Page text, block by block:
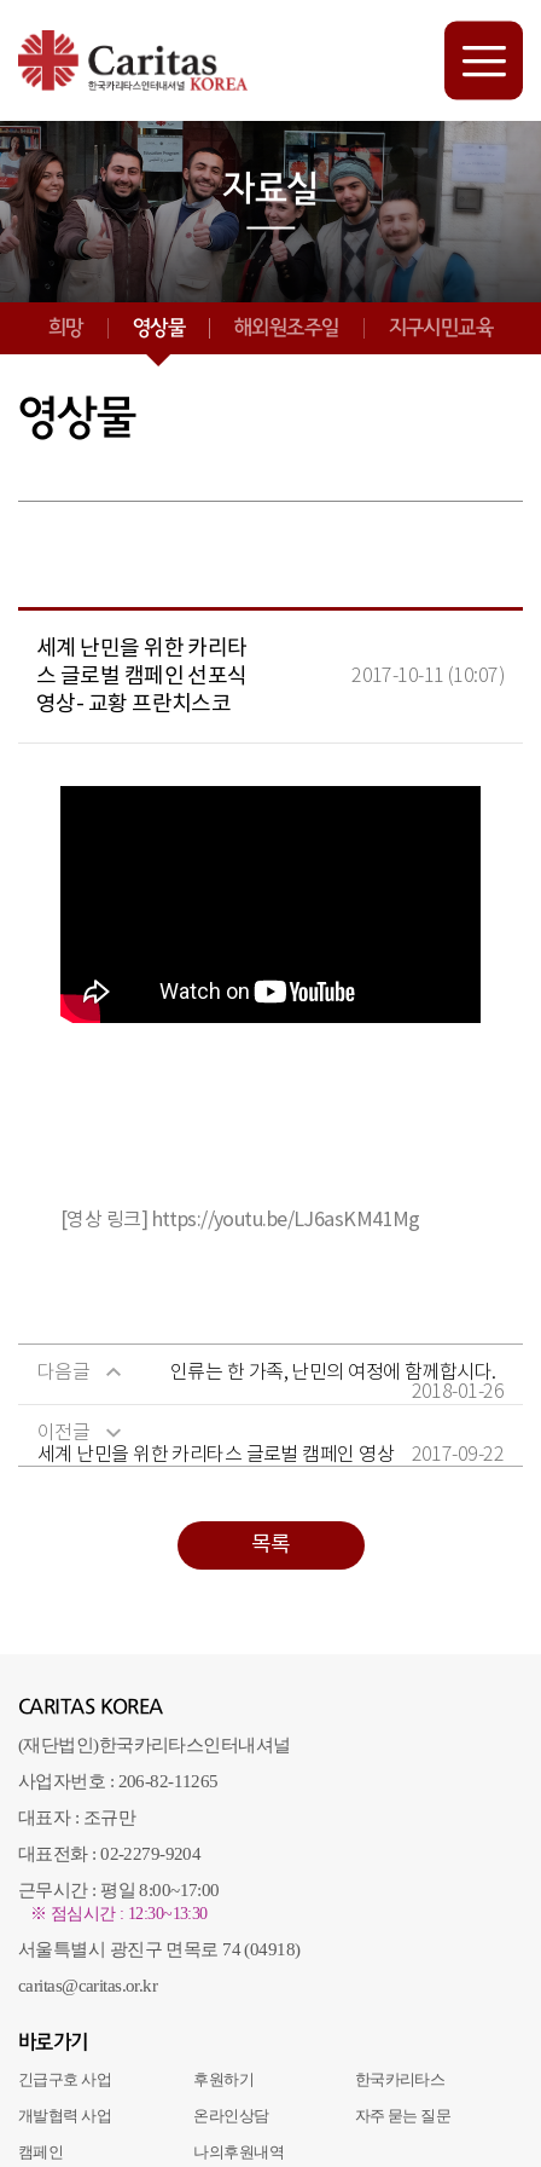
자료실
희망 영상물 해외원조주일 지구시민교육
영상물
세계 난민을 위한 카리타
스 글로벌 캠페인 선포식
영상- 교황 프란치스코
2017-10-11 (10:07)
[영상 링크] https://youtu.be/LJ6asKM41Mg
다음글
인류는 한 가족, 난민의 여정에 함께합시다.
2018-01-26
이전글
세계 난민을 위한 카리타스 글로벌 캠페인 영상
2017-09-22
목록
CARITAS KOREA
(재단법인)한국카리타스인터내셔널
사업자번호 : 206-82-11265
대표자 : 조규만
대표전화 : 02-2279-9204
근무시간 : 평일 8:00~17:00
※ 점심시간 : 12:30~13:30
서울특별시 광진구 면목로 74 (04918)
caritas@caritas.or.kr
바로가기
긴급구호 사업
개발협력 사업
캠페인
후원하기
온라인상담
나의후원내역
한국카리타스
자주 묻는 질문